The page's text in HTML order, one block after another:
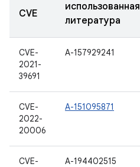
CVE
использованная
литература
CVE-
2021-
39691
А-157929241
CVE-
2022-
20006
А-151095871
CVE-
А-194402515